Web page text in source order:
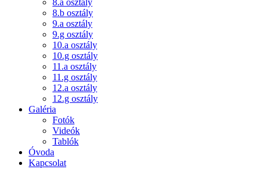
8.b osztály
9.a osztály
9.g osztály
10.a osztály
10.g osztály
11.a osztály
11.g osztály
12.a osztály
12.g osztály
Galéria
Fotók
Videók
Tablók
Óvoda
Kapcsolat